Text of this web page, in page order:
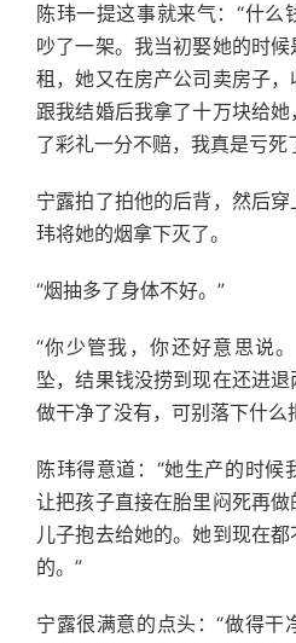
陈玮一提这事就来气：“什
吵了一架。我当初娶她的时
租，她又在房产公司卖房子
跟我结婚后我拿了十万块给
了彩礼一分不赔，我真是亏死
宁露拍了拍他的后背，然后
玮将她的烟拿下灭了。
“烟抽多了身体不好。”
“你少管我，你还好意思说
坠，结果钱没捞到现在还进
做干净了没有，可别落下什么
陈玮得意道：“她生产的时候
让把孩子直接在胎里闷死再
儿子抱去给她的。她到现在
的。”
宁露很满意的点头：“做得干